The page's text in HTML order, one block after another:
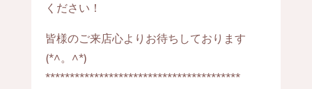
ください！
皆様のご来店心よりお待ちしております
(*^。^*)
****************************************